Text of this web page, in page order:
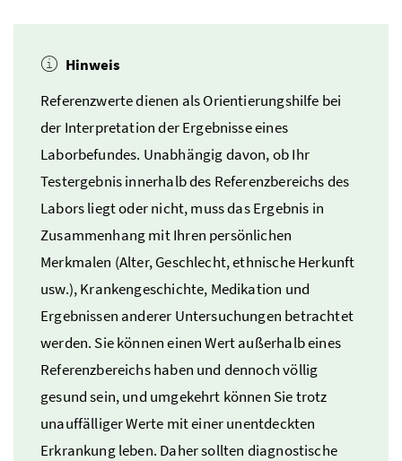
Hinweis
Referenzwerte dienen als Orientierungshilfe bei
der Interpretation der Ergebnisse eines
Laborbefundes. Unabhängig davon, ob Ihr
Testergebnis innerhalb des Referenzbereichs des
Labors liegt oder nicht, muss das Ergebnis in
Zusammenhang mit Ihren persönlichen
Merkmalen (Alter, Geschlecht, ethnische Herkunft
usw.), Krankengeschichte, Medikation und
Ergebnissen anderer Untersuchungen betrachtet
werden. Sie können einen Wert außerhalb eines
Referenzbereichs haben und dennoch völlig
gesund sein, und umgekehrt können Sie trotz
unauffälliger Werte mit einer unentdeckten
Erkrankung leben. Daher sollten diagnostische